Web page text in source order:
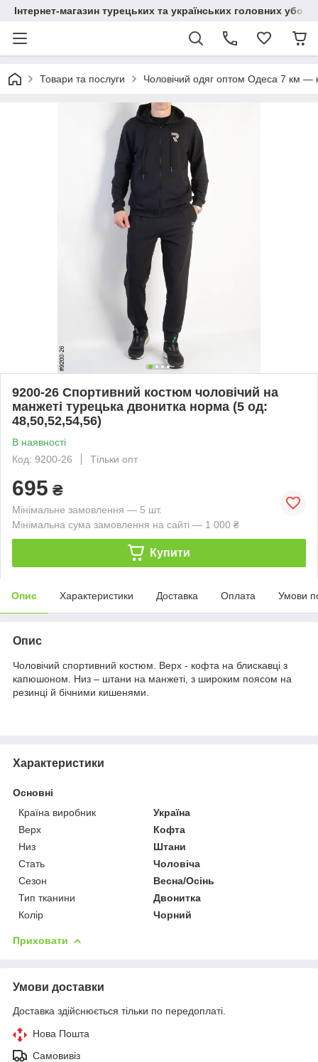
Інтернет-магазин турецьких та українських головних
Товари та послуги Чоловічий одяг оптом Одеса 7 км —
9200-26 Спортивний костюм чоловічий на
манжеті турецька двонитка норма (5 од:
48,50,52,54,56)
В наявності
Код: 9200-26
Тільки опт
695 ₴
Мінімальне замовлення — 5 шт.
Мінімальна сума замовлення на сайті — 1 000 ₴
Купити
Опис Характеристики Доставка Оплата Умови
Опис
Чоловічий спортивний костюм. Верх - кофта на блискавці з
капюшоном. Низ – штани на манжеті, з широким поясом на
резинці й бічними кишенями.
Характеристики
Основні
Країна виробник
Україна
Верх
Кофта
Низ
Штани
Стать
Чоловіча
Сезон
Весна/Осінь
Тип тканини
Двонитка
Колір
Чорний
Приховати
Умови доставки
Доставка здійснюється тільки по передоплаті.
Нова Пошта
Самовивіз